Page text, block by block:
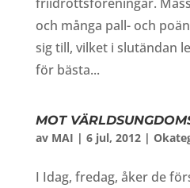
och många pall- och
sig till, vilket i slutändan
för bästa...
MOT
av MAI | 6 jul, 2012|
I Idag, fredag, åker de